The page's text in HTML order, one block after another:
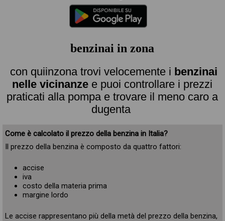
benzinai in zona
con quiinzona trovi velocemente i benzinai
nelle vicinanze e puoi controllare i prezzi
praticati alla pompa e trovare il meno caro a
dugenta
Come è calcolato il prezzo della benzina in Italia?
Il prezzo della benzina è composto da quattro fattori:
accise
iva
costo della materia prima
margine lordo
Le accise rappresentano più della metà del prezzo della benzina,